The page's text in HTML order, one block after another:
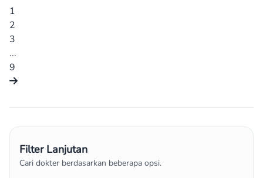
Filter Lanjutan
Cari dokter berdasarkan beberapa opsi.
1
2
3
...
9